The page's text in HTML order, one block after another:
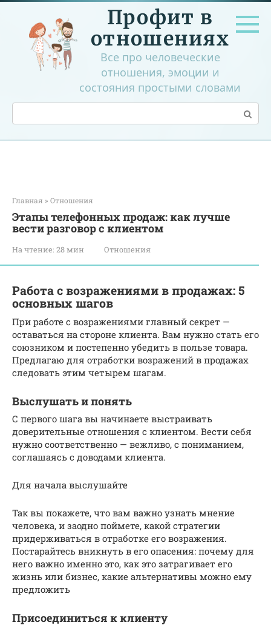
Перейти
контенту
Профит в
отношениях
Все про человеческие
отношения, эмоции и
состояния простыми словами
Поиск:
Главная » Отношения
Этапы телефонных продаж: как лучше
вести разговор с клиентом
На чтение: 28 мин Отношения
Работа с возражениями в продажах: 5
основных шагов
При работе с возражениями главный секрет —
оставаться на стороне клиента. Вам нужно стать его
союзником и постепенно убедить в пользе товара.
Предлагаю для отработки возражений в продажах
следовать этим четырем шагам.
Выслушать и понять
С первого шага вы начинаете выстраивать
доверительные отношения с клиентом. Вести себя
нужно соответственно — вежливо, с пониманием,
соглашаясь с доводами клиента.
Для начала выслушайте
Так вы покажете, что вам важно узнать мнение
человека, и заодно поймете, какой стратегии
придерживаться в отработке его возражения.
Постарайтесь вникнуть в его опасения: почему для
него важно именно это, как это затрагивает его
жизнь или бизнес, какие альтернативы можно ему
предложить
Присоединиться к клиенту